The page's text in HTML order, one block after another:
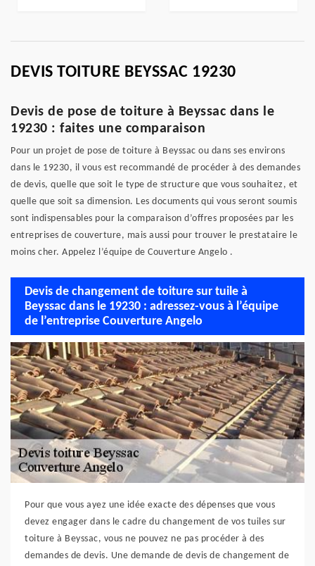
DEVIS TOITURE BEYSSAC 19230
Devis de pose de toiture à Beyssac dans le
19230 : faites une comparaison
Pour un projet de pose de toiture à Beyssac ou dans ses environs
dans le 19230, il vous est recommandé de procéder à des demandes
de devis, quelle que soit le type de structure que vous souhaitez, et
quelle que soit sa dimension. Les documents qui vous seront soumis
sont indispensables pour la comparaison d’offres proposées par les
entreprises de couverture, mais aussi pour trouver le prestataire le
moins cher. Appelez l’équipe de Couverture Angelo .
Devis de changement de toiture sur tuile à
Beyssac dans le 19230 : adressez-vous à l’équipe
de l’entreprise Couverture Angelo
Pour que vous ayez une idée exacte des dépenses que vous
devez engager dans le cadre du changement de vos tuiles sur
toiture à Beyssac, vous ne pouvez ne pas procéder à des
demandes de devis. Une demande de devis de changement de